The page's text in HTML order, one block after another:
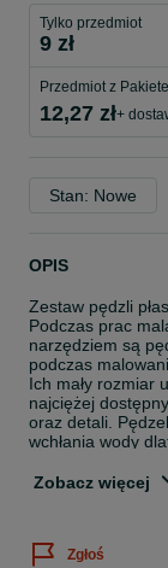
Tylko przedmiot
9 zł
Przedmiot z
12,27 zł+
Stan: Nowe
OPIS
Zestaw pędzli
Podczas prac
narzędziem są
podczas
Ich mały rozmiar
najciężej
oraz detali.
wchłania wody
równomiernie
2. Pędzel o
Zobacz więcej
Zgłoś